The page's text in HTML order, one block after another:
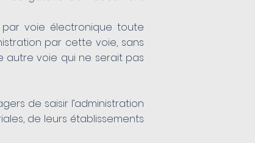
par voie électronique toute
par cette voie, sans
autre voie qui ne serait pas
de saisir l’administration
de leurs établissements